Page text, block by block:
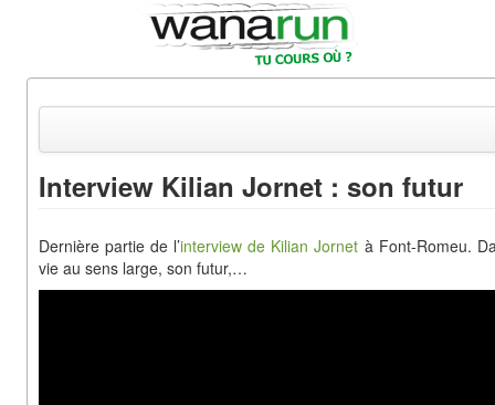
Equipements & Tests
Interview Kilian Jornet : son futur
Dernière partie de l’interview de Kilian Jornet à Font-Romeu.
vie au sens large, son futur,…